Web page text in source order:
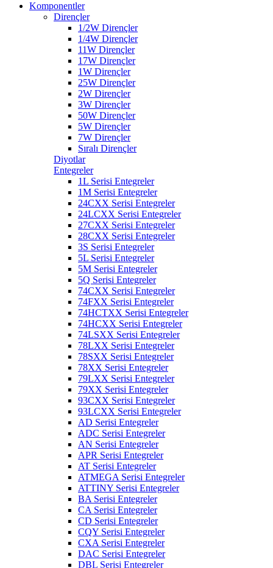
Komponentler
Dirençler
1/2W Dirençler
1/4W Dirençler
11W Dirençler
17W Dirençler
1W Dirençler
25W Dirençler
2W Dirençler
3W Dirençler
50W Dirençler
5W Dirençler
7W Dirençler
Sıralı Dirençler
Diyotlar
Entegreler
1L Serisi Entegreler
1M Serisi Entegreler
24CXX Serisi Entegreler
24LCXX Serisi Entegreler
27CXX Serisi Entegreler
28CXX Serisi Entegreler
3S Serisi Entegreler
5L Serisi Entegreler
5M Serisi Entegreler
5Q Serisi Entegreler
74CXX Serisi Entegreler
74FXX Serisi Entegreler
74HCTXX Serisi Entegreler
74HCXX Serisi Entegreler
74LSXX Serisi Entegreler
78LXX Serisi Entegreler
78SXX Serisi Entegreler
78XX Serisi Entegreler
79LXX Serisi Entegreler
79XX Serisi Entegreler
93CXX Serisi Entegreler
93LCXX Serisi Entegreler
AD Serisi Entegreler
ADC Serisi Entegreler
AN Serisi Entegreler
APR Serisi Entegreler
AT Serisi Entegreler
ATMEGA Serisi Entegreler
ATTINY Serisi Entegreler
BA Serisi Entegreler
CA Serisi Entegreler
CD Serisi Entegreler
CQY Serisi Entegreler
CXA Serisi Entegreler
DAC Serisi Entegreler
DBL Serisi Entegreler